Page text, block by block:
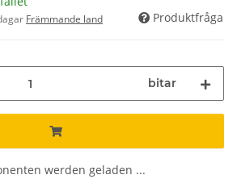
Främmande land Produktfråga
bitar
werden geladen ...